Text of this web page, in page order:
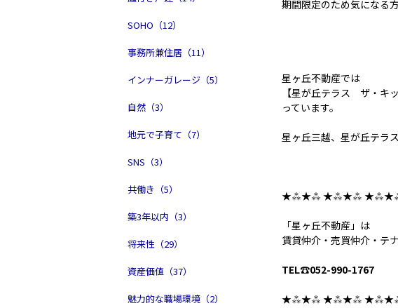
SOHO（12）
事務所兼住居（11）
インナーガレージ（5）
自然（3）
地元で子育て（7）
SNS（3）
共働き（5）
築3年以内（3）
将来性（29）
資産価値（37）
魅力的な職場環境（2）
期間限定のため気になる
星ヶ丘不動産では
【星が丘テラス ザ・キ
っています。
星ヶ丘三越、星が丘テラ
★⁂★⁂ ★⁂★⁂
「星ヶ丘不動産」は
賃貸仲介・売買仲介・テ
TEL☎052-990-1767
★⁂★⁂ ★⁂★⁂